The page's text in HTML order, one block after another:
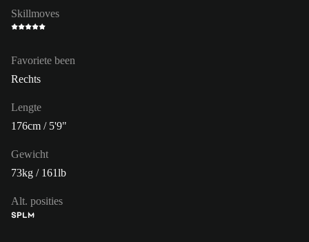
Skillmoves
Favoriete been
Rechts
Lengte
176cm / 5'9"
Gewicht
73kg / 161lb
Alt. posities
SPLM